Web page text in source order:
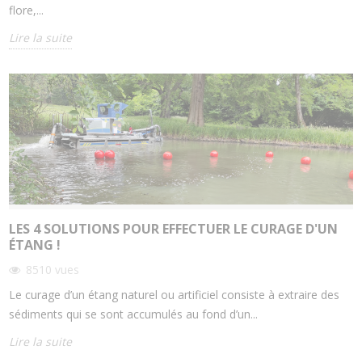
flore,...
Lire la suite
LES 4 SOLUTIONS POUR EFFECTUER LE CURAGE D'UN
ÉTANG !
8510vues
Le curage d’un étang naturel ou artificiel consiste à extraire des
sédiments qui se sont accumulés au fond d’un...
Lire la suite